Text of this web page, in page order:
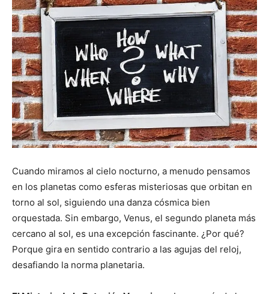
Cuando miramos al cielo nocturno, a menudo pensamos
en los planetas como esferas misteriosas que orbitan en
torno al sol, siguiendo una danza cósmica bien
orquestada. Sin embargo, Venus, el segundo planeta más
cercano al sol, es una excepción fascinante. ¿Por qué?
Porque gira en sentido contrario a las agujas del reloj,
desafiando la norma planetaria.